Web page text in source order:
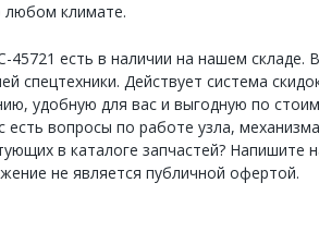
климате.
45721 есть в наличии на нашем
спецтехники. Действует система
удобную для вас и выгодную по
есть вопросы по работе узла,
в каталоге запчастей?
не является публичной офертой.